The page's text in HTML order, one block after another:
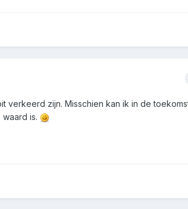
verkeerd zijn. Misschien kan ik in de
is.